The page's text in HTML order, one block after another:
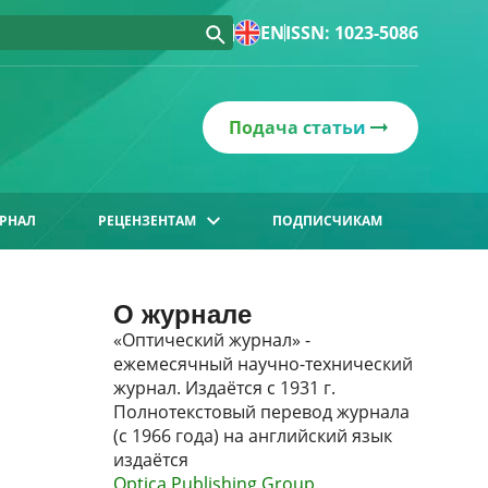
ENISSN: 1023-5086
Подача статьи
РЕЦЕНЗЕНТАМ ПОДПИСЧИКАМ
О журнале
«Оптический журнал» -
ежемесячный научно-технический
журнал. Издаётся с 1931 г.
Полнотекстовый перевод журнала
(с 1966 года) на английский язык
издаётся